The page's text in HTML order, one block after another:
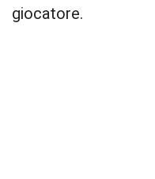
giocatore.